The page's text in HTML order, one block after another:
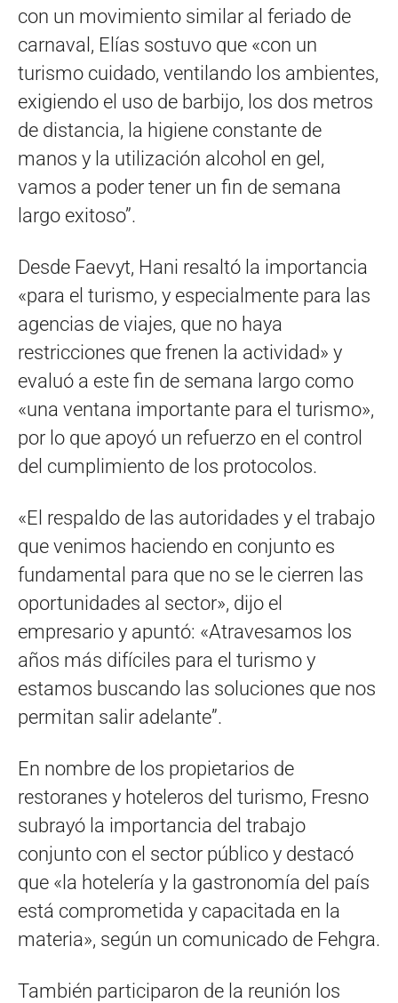
con un movimiento similar al feriado de
carnaval, Elías sostuvo que «con un
turismo cuidado, ventilando los ambientes,
exigiendo el uso de barbijo, los dos metros
de distancia, la higiene constante de
manos y la utilización alcohol en gel,
vamos a poder tener un fin de semana
largo exitoso”.
Desde Faevyt, Hani resaltó la importancia
«para el turismo, y especialmente para las
agencias de viajes, que no haya
restricciones que frenen la actividad» y
evaluó a este fin de semana largo como
«una ventana importante para el turismo»,
por lo que apoyó un refuerzo en el control
del cumplimiento de los protocolos.
«El respaldo de las autoridades y el trabajo
que venimos haciendo en conjunto es
fundamental para que no se le cierren las
oportunidades al sector», dijo el
empresario y apuntó: «Atravesamos los
años más difíciles para el turismo y
estamos buscando las soluciones que nos
permitan salir adelante”.
En nombre de los propietarios de
restoranes y hoteleros del turismo, Fresno
subrayó la importancia del trabajo
conjunto con el sector público y destacó
que «la hotelería y la gastronomía del país
está comprometida y capacitada en la
materia», según un comunicado de Fehgra.
También participaron de la reunión los